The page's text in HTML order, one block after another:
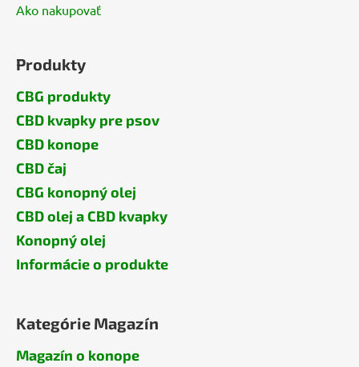
Ako nakupovať
Produkty
CBG produkty
CBD kvapky pre psov
CBD konope
CBD čaj
CBG konopný olej
CBD olej a CBD kvapky
Konopný olej
Informácie o produkte
Kategórie Magazín
Magazín o konope